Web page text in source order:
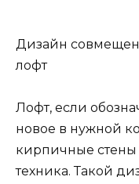
Дизайн
лофт
Лофт, если
новое в нужной
кирпичные
техника. Такой